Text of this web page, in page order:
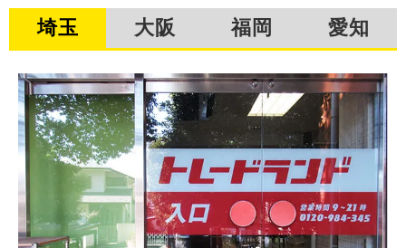
埼玉 大阪 福岡 愛知